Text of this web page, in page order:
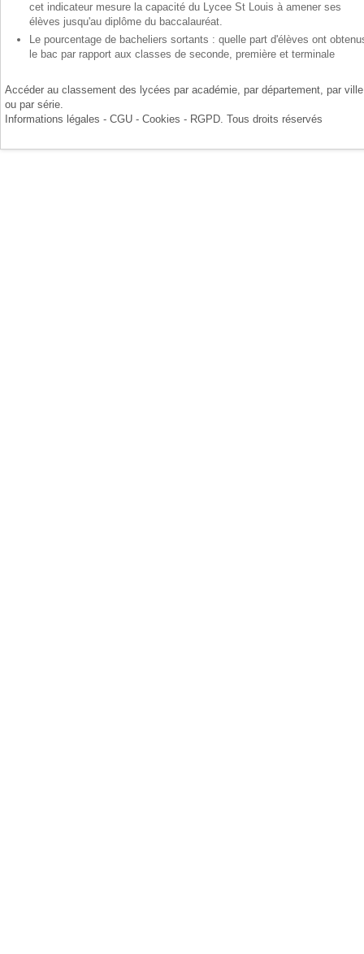
cet indicateur mesure la capacité du Lycee St Louis à amener ses
élèves jusqu'au diplôme du baccalauréat.
Le pourcentage de bacheliers sortants : quelle part d'élèves ont
le bac par rapport aux classes de seconde, première et terminale
Accéder au classement des lycées par académie, par département, par ville
ou par série.
Informations légales - CGU - Cookies - RGPD. Tous droits réservés